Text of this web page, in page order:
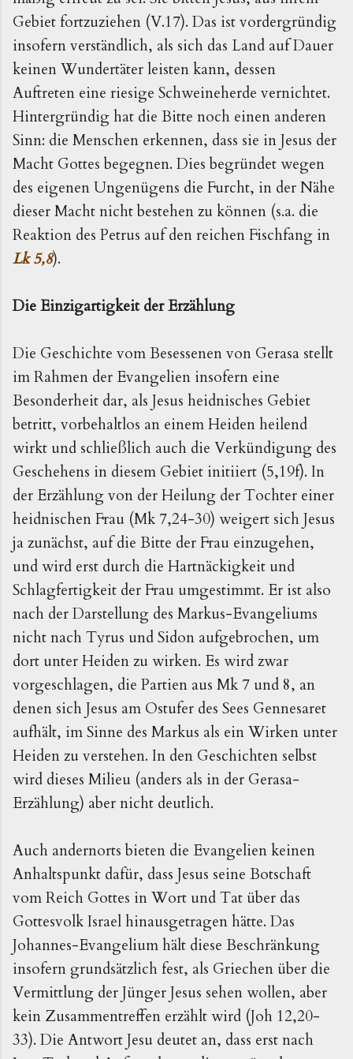
Gebiet fortzuziehen (V.17). Das ist vordergründig
insofern verständlich, als sich das Land auf Dauer
keinen Wundertäter leisten kann, dessen
Auftreten eine riesige Schweineherde vernichtet.
Hintergründig hat die Bitte noch einen anderen
Sinn: die Menschen erkennen, dass sie in Jesus der
Macht Gottes begegnen. Dies begründet wegen
des eigenen Ungenügens die Furcht, in der Nähe
dieser Macht nicht bestehen zu können (s.a. die
Reaktion des Petrus auf den reichen Fischfang in
Lk 5,8).
Die Einzigartigkeit der Erzählung
Die Geschichte vom Besessenen von Gerasa stellt
im Rahmen der Evangelien insofern eine
Besonderheit dar, als Jesus heidnisches Gebiet
betritt, vorbehaltlos an einem Heiden heilend
wirkt und schließlich auch die Verkündigung des
Geschehens in diesem Gebiet initiiert (5,19f). In
der Erzählung von der Heilung der Tochter einer
heidnischen Frau (Mk 7,24-30) weigert sich Jesus
ja zunächst, auf die Bitte der Frau einzugehen,
und wird erst durch die Hartnäckigkeit und
Schlagfertigkeit der Frau umgestimmt. Er ist also
nach der Darstellung des Markus-Evangeliums
nicht nach Tyrus und Sidon aufgebrochen, um
dort unter Heiden zu wirken. Es wird zwar
vorgeschlagen, die Partien aus Mk 7 und 8, an
denen sich Jesus am Ostufer des Sees Gennesaret
aufhält, im Sinne des Markus als ein Wirken unter
Heiden zu verstehen. In den Geschichten selbst
wird dieses Milieu (anders als in der Gerasa-
Erzählung) aber nicht deutlich.
Auch andernorts bieten die Evangelien keinen
Anhaltspunkt dafür, dass Jesus seine Botschaft
vom Reich Gottes in Wort und Tat über das
Gottesvolk Israel hinausgetragen hätte. Das
Johannes-Evangelium hält diese Beschränkung
insofern grundsätzlich fest, als Griechen über die
Vermittlung der Jünger Jesus sehen wollen, aber
kein Zusammentreffen erzählt wird (Joh 12,20-
33). Die Antwort Jesu deutet an, dass erst nach